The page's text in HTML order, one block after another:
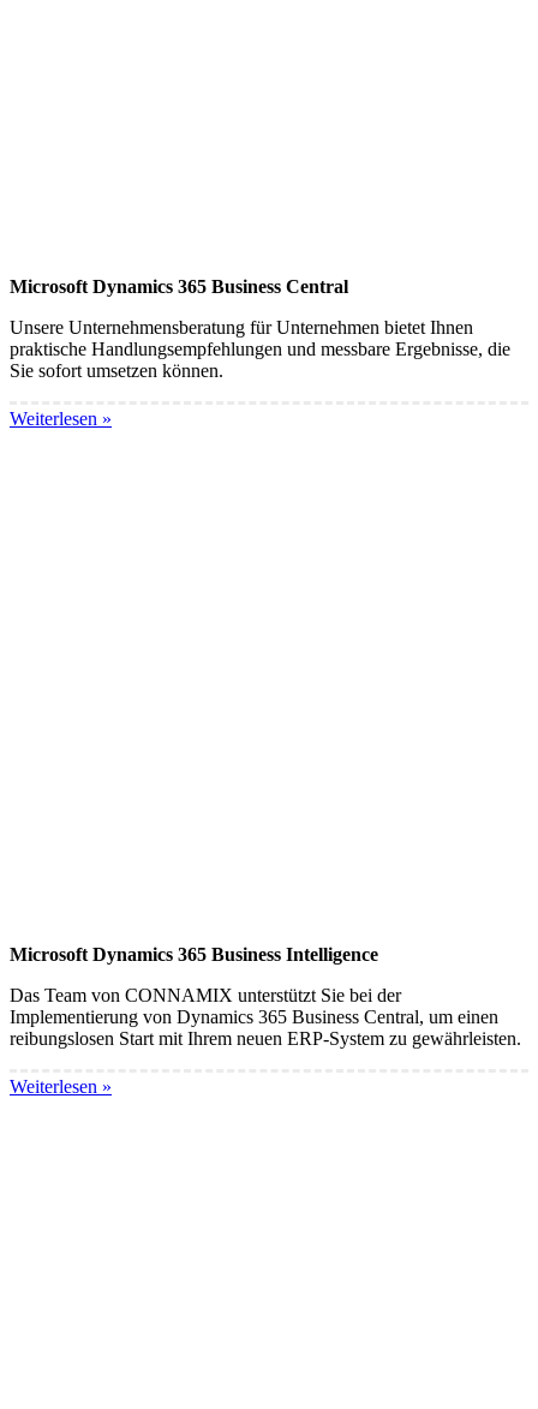
Microsoft Dynamics 365 Business Central
Unsere Unternehmensberatung für Unternehmen bietet Ihnen
praktische Handlungsempfehlungen und messbare Ergebnisse, die
Sie sofort umsetzen können.
Weiterlesen »
Microsoft Dynamics 365 Business Intelligence
Das Team von CONNAMIX unterstützt Sie bei der
Implementierung von Dynamics 365 Business Central, um einen
reibungslosen Start mit Ihrem neuen ERP-System zu gewährleisten.
Weiterlesen »